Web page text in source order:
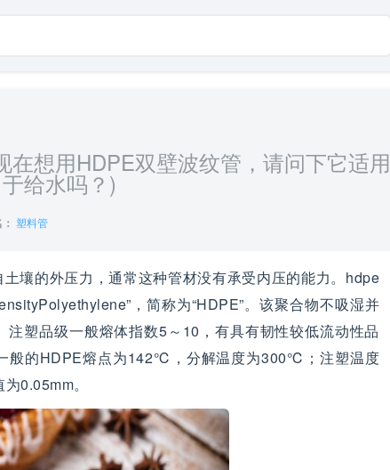
想用HDPE双壁波纹管，请问下它适用
于给水吗？)
塑料管
壤的外压力，通常这种管材没有承受内压的能力。hdpe
，简称为“HDPE”。该聚合物不吸湿并
塑品级一般熔体指数5～10，有具有韧性较低流动性品
般的HDPE熔点为142℃，分解温度为300℃；注塑温度
0.05mm。